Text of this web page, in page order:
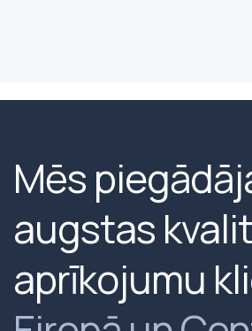
Mēs
augstas
aprīkojumu